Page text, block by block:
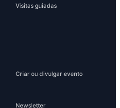
Visitas guiadas
Criar ou divulgar evento
Newsletter